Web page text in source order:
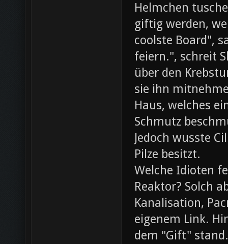
Helmchen
giftig werden,
coolste Board",
feiern.", schreit
über den
sie ihn
Haus, welches
Schmutz
Jedoch wusste
Pilze besitzt.
Welche Idioten
Reaktor? Solch
Kanalisation,
eigenem Link.
dem "Gift" stand.